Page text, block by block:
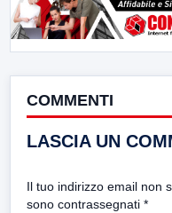
COMMENTI
LASCIA UN
Il tuo indirizzo email non
sono contrassegnati *